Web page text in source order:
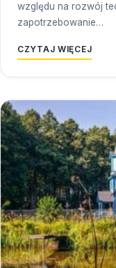
względu na rozwój
zapotrzebowanie…
CZYTAJ WIĘCEJ